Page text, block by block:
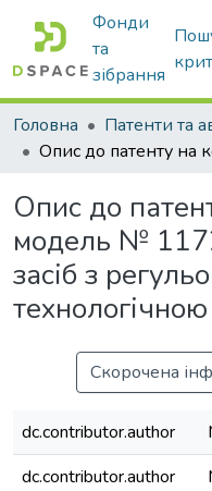
Фонди
та
зібрання
Головна
Опис до
модель №
засіб з
Скорочена
dc.contributor.author
dc.contributor.author